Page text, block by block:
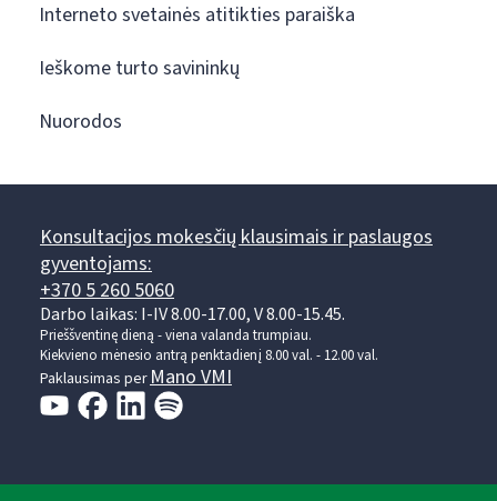
Interneto svetainės atitikties paraiška
Ieškome turto savininkų
Nuorodos
Konsultacijos mokesčių klausimais ir paslaugos
gyventojams:
+370 5 260 5060
Darbo laikas: I-IV 8.00-17.00, V 8.00-15.45.
Prieššventinę dieną - viena valanda trumpiau.
Kiekvieno mėnesio antrą penktadienį 8.00 val. - 12.00 val.
Paklausimas perMano VMI